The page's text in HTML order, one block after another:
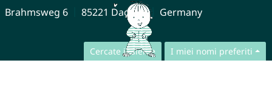
Cercate insieme I miei nomi preferiti
Brahmsweg 6
85221 Dachau Germany